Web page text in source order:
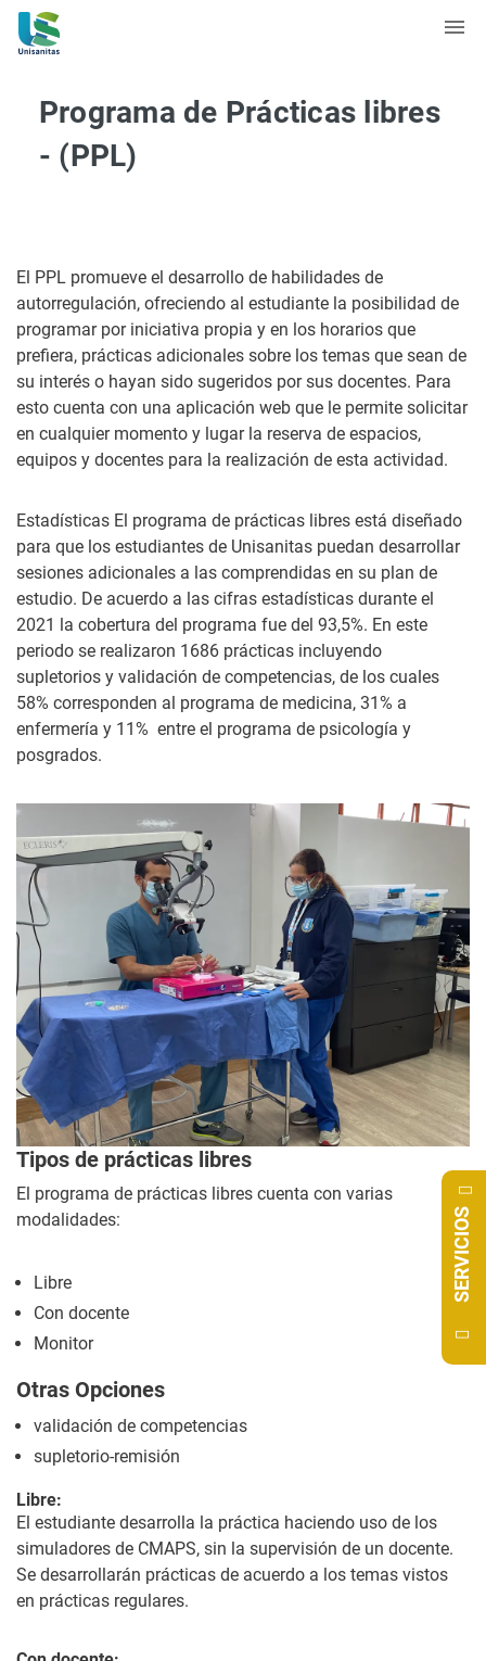
Programa de Prácticas libres
- (PPL)
El PPL promueve el desarrollo de habilidades de
autorregulación, ofreciendo al estudiante la posibilidad de
programar por iniciativa propia y en los horarios que
prefiera, prácticas adicionales sobre los temas que sean de
su interés o hayan sido sugeridos por sus docentes. Para
esto cuenta con una aplicación web que le permite solicitar
en cualquier momento y lugar la reserva de espacios,
equipos y docentes para la realización de esta actividad.
Estadísticas El programa de prácticas libres está diseñado
para que los estudiantes de Unisanitas puedan desarrollar
sesiones adicionales a las comprendidas en su plan de
estudio. De acuerdo a las cifras estadísticas durante el
2021 la cobertura del programa fue del 93,5%. En este
periodo se realizaron 1686 prácticas incluyendo
supletorios y validación de competencias, de los cuales
58% corresponden al programa de medicina, 31% a
enfermería y 11% entre el programa de psicología y
posgrados.
Tipos de prácticas libres
El programa de prácticas libres cuenta con varias
modalidades:
Libre
Con docente
Monitor
Otras Opciones
validación de competencias
supletorio-remisión
Libre:
El estudiante desarrolla la práctica haciendo uso de los
simuladores de CMAPS, sin la supervisión de un docente.
Se desarrollarán prácticas de acuerdo a los temas vistos
en prácticas regulares.
SERVICIOS